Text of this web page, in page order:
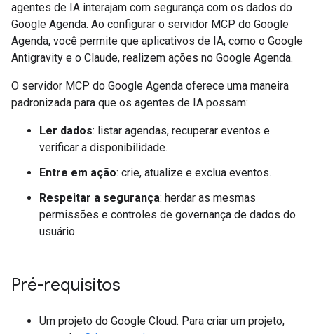
agentes de IA interajam com segurança com os dados do
Google Agenda. Ao configurar o servidor MCP do Google
Agenda, você permite que aplicativos de IA, como o Google
Antigravity e o Claude, realizem ações no Google Agenda.
O servidor MCP do Google Agenda oferece uma maneira
padronizada para que os agentes de IA possam:
Ler dados: listar agendas, recuperar eventos e
verificar a disponibilidade.
Entre em ação: crie, atualize e exclua eventos.
Respeitar a segurança: herdar as mesmas
permissões e controles de governança de dados do
usuário.
Pré-requisitos
Um projeto do Google Cloud. Para criar um projeto,